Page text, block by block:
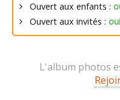
Ouvert aux enfants :
Ouvert aux invités : oui
L'album photos